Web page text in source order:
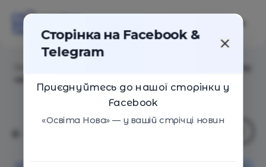
Сторінка на Facebook &
Telegram
Приєднуйтесь до нашої сторінки у
Facebook
«Освіта Нова» — у вашій стрічці новин